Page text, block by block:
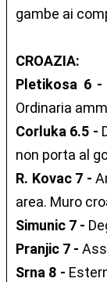
gambe ai
CROAZIA:
Pletikosa 6 -
Ordinaria
Corluka 6.5 -
non porta al
R. Kovac 7 -
area. Muro
Simunic 7 -
Pranjic 7 -
Srna 8 -